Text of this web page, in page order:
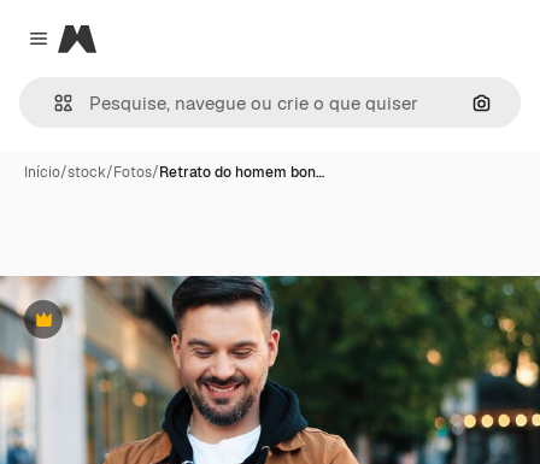
Close menu
Magnific
Início/stock/Fotos/Retrato do homem bon…
Premium